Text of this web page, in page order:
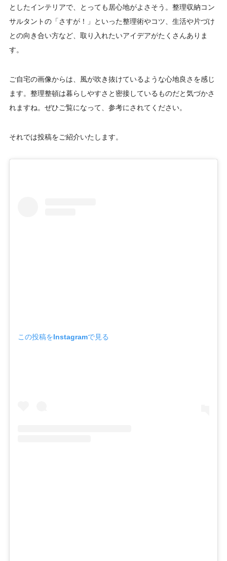
としたインテリアで、とっても居心地がよさそう。整理収納コン
サルタントの「さすが！」といった整理術やコツ、生活や片づけ
との向き合い方など、取り入れたいアイデアがたくさんありま
す。
ご自宅の画像からは、風が吹き抜けているような心地良さを感じ
ます。整理整頓は暮らしやすさと密接しているものだと気づかさ
れますね。ぜひご覧になって、参考にされてください。
それでは投稿をご紹介いたします。
この投稿をInstagramで見る